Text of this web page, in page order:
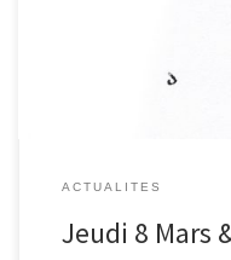
musique nos oreilles.
ACTUALITES
Jeudi 8 Mars